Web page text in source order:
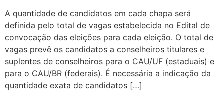
A quantidade de candidatos em cada chapa será
definida pelo total de vagas estabelecida no Edital de
convocação das eleições para cada eleição. O total de
vagas prevê os candidatos a conselheiros titulares e
suplentes de conselheiros para o CAU/UF (estaduais) e
para o CAU/BR (federais). É necessária a indicação da
quantidade exata de candidatos […]